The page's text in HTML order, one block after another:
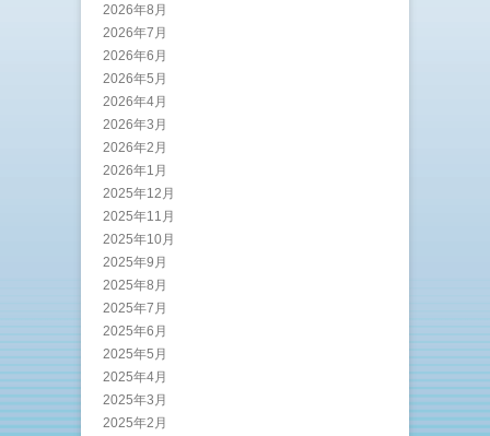
2026年8月
2026年7月
2026年6月
2026年5月
2026年4月
2026年3月
2026年2月
2026年1月
2025年12月
2025年11月
2025年10月
2025年9月
2025年8月
2025年7月
2025年6月
2025年5月
2025年4月
2025年3月
2025年2月